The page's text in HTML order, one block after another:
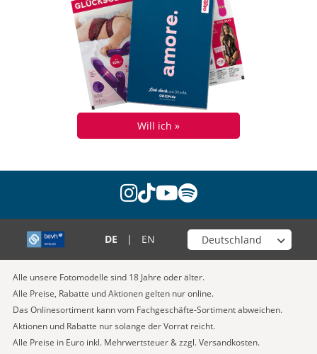
Will ich »
instagram
tiktok
youtube
spotify
DE | EN Wähle deinen Shop
Alle unsere Fotomodelle sind 18 Jahre oder älter.
Alle Preise, Rabatte und Aktionen gelten nur online.
Das Onlinesortiment kann vom Fachgeschäfte-Sortiment abweichen.
Aktionen und Rabatte nur solange der Vorrat reicht.
Alle Preise in Euro inkl. Mehrwertsteuer & zzgl. Versandkosten.